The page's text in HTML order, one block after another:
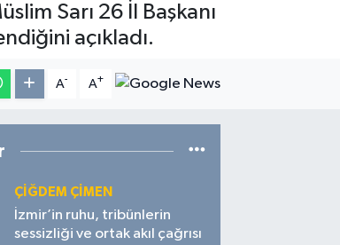
Sarı 26 İl Başkanı
açıkladı.
A- A+
ÇIĞDEM ÇIMEN
İzmir’in ruhu, tribünlerin
sessizliği ve ortak akıl çağrısı